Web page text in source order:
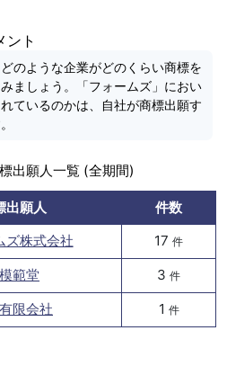
ント
のような企業がどのくらい商標を
ましょう。「フォームズ」におい
ているのかは、自社が商標出願す
出願人一覧 (全期間)
出願人
件数
ズ株式会社
17 件
範堂 3 件
限会社 1 件